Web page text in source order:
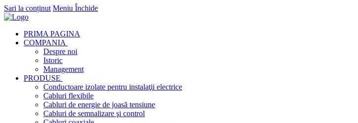
Sari la conținut Meniu Închide
PRIMA PAGINA
COMPANIA
Despre noi
Istoric
Management
PRODUSE
Conductoare izolate pentru instalaţii electrice
Cabluri flexibile
Cabluri de energie de joasă tensiune
Cabluri de semnalizare şi control